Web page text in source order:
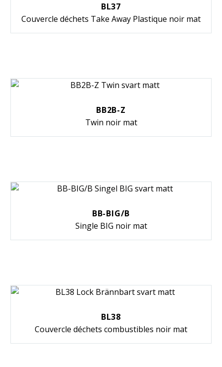
BL37
Couvercle déchets Take Away Plastique noir mat
BB2B-Z
Twin noir mat
BB-BIG/B
Single BIG noir mat
BL38
Couvercle déchets combustibles noir mat